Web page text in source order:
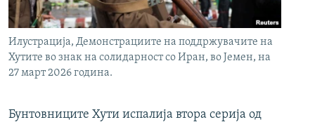
Илустрација, Демонстрациите на поддржувачите на
Хутите во знак на солидарност со Иран, во Јемен, на
27 март 2026 година.
Бунтовниците Хути испалија втора серија од